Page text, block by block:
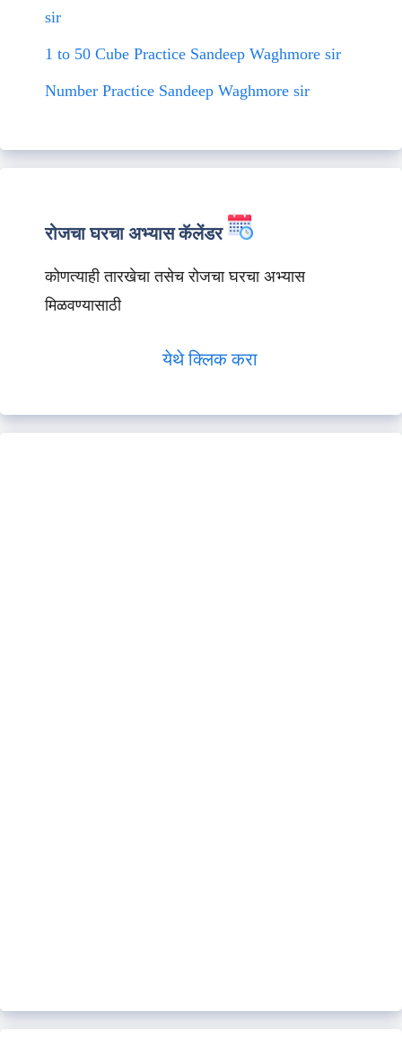
sir
1 to 50 Cube Practice Sandeep Waghmore sir
Number Practice Sandeep Waghmore sir
रोजचा घरचा अभ्यास कॅलेंडर
कोणत्याही तारखेचा तसेच रोजचा घरचा अभ्यास
मिळवण्यासाठी
येथे क्लिक करा